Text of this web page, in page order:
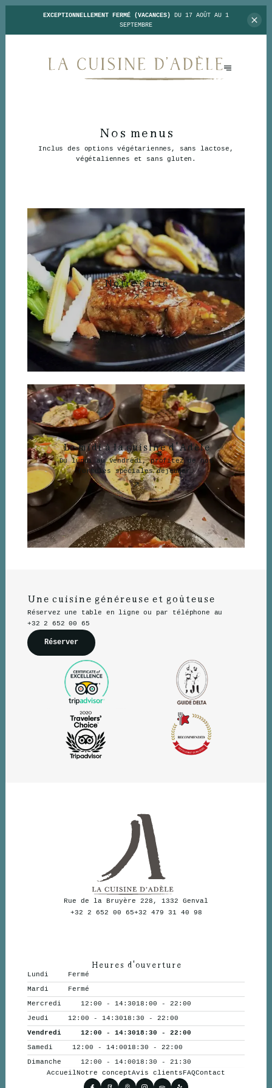
EXCEPTIONNELLEMENT FERMÉ (VACANCES) DU 17 AOÛT AU 1
SEPTEMBRE
Nos menus
Inclus des options végétariennes, sans lactose,
végétaliennes et sans gluten.
Notre carte
Le midi à la cuisine d'Adèle
Du lundi au vendredi, profitez de nos
formules spéciales déjeuner.
Une cuisine généreuse et goûteuse
Réservez une table en ligne ou par téléphone au
+32 2 652 00 65
Réserver
Rue de la Bruyère 228, 1332 Genval
+32 2 652 00 65+32 479 31 40 98
Heures d'ouverture
Lundi
Fermé
Mardi
Fermé
Mercredi
12:00 - 14:3018:00 - 22:00
Jeudi
12:00 - 14:3018:30 - 22:00
Vendredi
12:00 - 14:3018:30 - 22:00
Samedi
12:00 - 14:0018:30 - 22:00
Dimanche
12:00 - 14:0018:30 - 21:30
AccueilNotre conceptAvis clients FAQContact